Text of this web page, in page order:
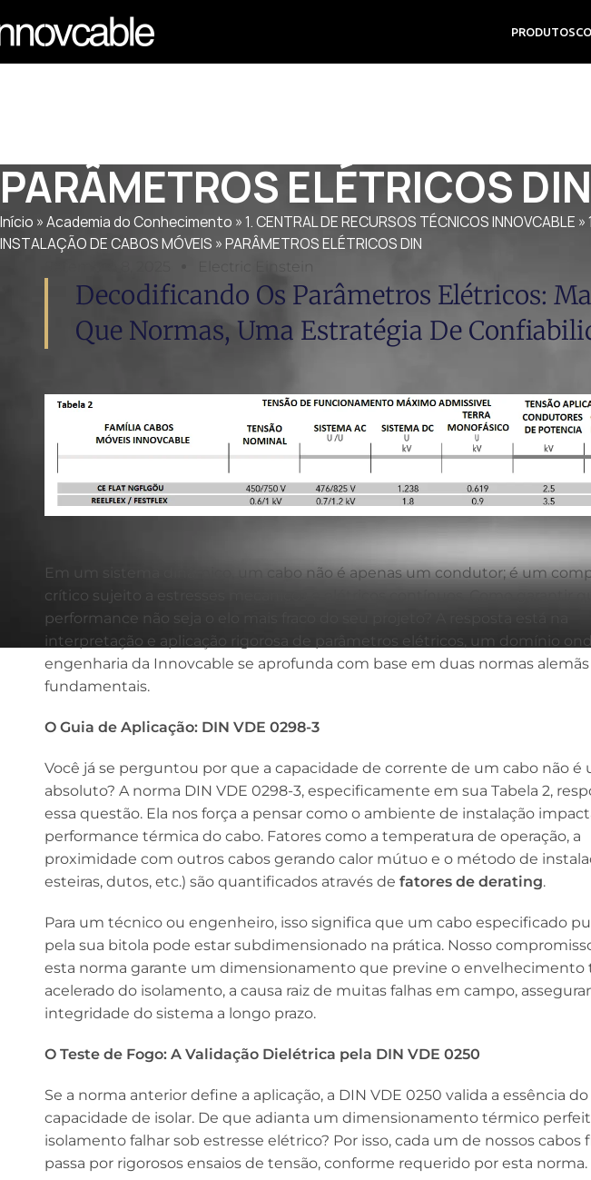
PRODUTOS
PARÂMETROS ELÉTRICOS DIN
Início »Academia do Conhecimento » 1. CENTRAL DE RECURSOS TÉCNICOS INNOVCABLE »
INSTALAÇÃO DE CABOS MÓVEIS »PARÂMETROS ELÉTRICOS DIN
Electric Einstein
Decodificando Os Parâmetros Elétricos:
Que Normas, Uma Estratégia De
Em um sistema dinâmico, um cabo não é apenas um condutor; é um
crítico sujeito a estresses mecânicos e elétricos contínuos. Como garantir
performance não seja o elo mais fraco do seu projeto? A resposta está na
interpretação e aplicação rigorosa de parâmetros elétricos, um domínio
engenharia da Innovcable se aprofunda com base em duas normas alemãs
fundamentais.
O Guia de Aplicação: DIN VDE 0298-3
Você já se perguntou por que a capacidade de corrente de um cabo não é
absoluto? A norma DIN VDE 0298-3, especificamente em sua Tabela 2,
essa questão. Ela nos força a pensar como o ambiente de instalação
performance térmica do cabo. Fatores como a temperatura de operação, a
proximidade com outros cabos gerando calor mútuo e o método de
esteiras, dutos, etc.) são quantificados através de fatores de derating.
Para um técnico ou engenheiro, isso significa que um cabo especificado
pela sua bitola pode estar subdimensionado na prática. Nosso
esta norma garante um dimensionamento que previne o envelhecimento
acelerado do isolamento, a causa raiz de muitas falhas em campo,
integridade do sistema a longo prazo.
O Teste de Fogo: A Validação Dielétrica pela DIN VDE 0250
Se a norma anterior define a aplicação, a DIN VDE 0250 valida a essência do
capacidade de isolar. De que adianta um dimensionamento térmico
isolamento falhar sob estresse elétrico? Por isso, cada um de nossos cabos
passa por rigorosos ensaios de tensão, conforme requerido por esta norma.